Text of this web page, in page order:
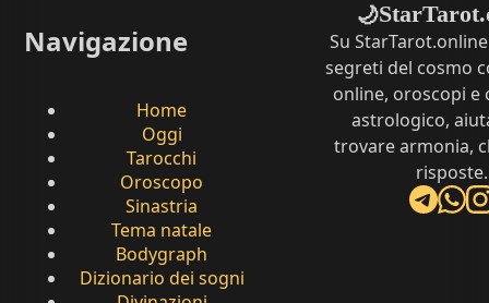
Navigazione
Home
Oggi
Tarocchi
Oroscopo
Sinastria
Tema natale
Bodygraph
Dizionario dei sogni
🌙
Su
segreti del cosmo
online, oroscopi e
astrologico,
trovare armonia,
risposte.